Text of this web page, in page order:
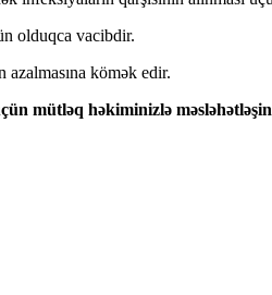
olduqca vacibdir.
azalmasına kömək edir.
mütləq həkiminizlə məsləhətləşin